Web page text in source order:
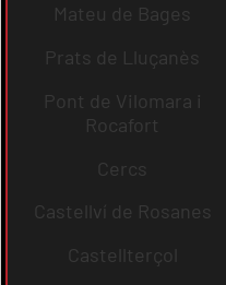
Mateu de Bages
Prats de Lluçanès
Pont de Vilomara i
Rocafort
Cercs
Castellví de Rosanes
Castellterçol